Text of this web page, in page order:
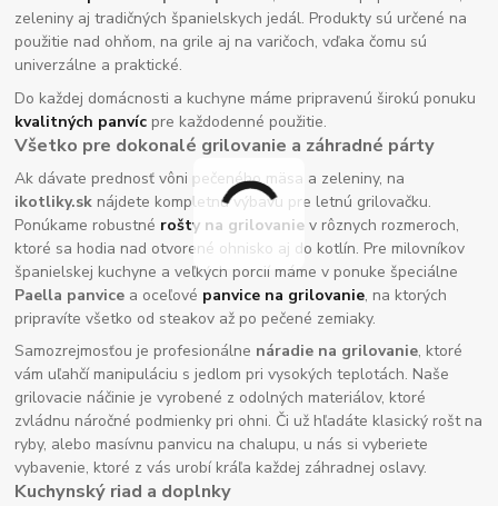
zeleniny aj tradičných španielskych jedál. Produkty sú určené na
použitie nad ohňom, na grile aj na varičoch, vďaka čomu sú
univerzálne a praktické.
Do každej domácnosti a kuchyne máme pripravenú širokú ponuku
kvalitných panvíc pre každodenné použitie.
Všetko pre dokonalé grilovanie a záhradné párty
Ak dávate prednosť vôni pečeného mäsa a zeleniny, na
ikotliky.sk nájdete kompletnú výbavu pre letnú grilovačku.
Ponúkame robustné rošty na grilovanie v rôznych rozmeroch,
ktoré sa hodia nad otvorené ohnisko aj do kotlín. Pre milovníkov
španielskej kuchyne a veľkých porcií máme v ponuke špeciálne
Paella panvice a oceľové panvice na grilovanie, na ktorých
pripravíte všetko od steakov až po pečené zemiaky.
Samozrejmosťou je profesionálne náradie na grilovanie, ktoré
vám uľahčí manipuláciu s jedlom pri vysokých teplotách. Naše
grilovacie náčinie je vyrobené z odolných materiálov, ktoré
zvládnu náročné podmienky pri ohni. Či už hľadáte klasický rošt na
ryby, alebo masívnu panvicu na chalupu, u nás si vyberiete
vybavenie, ktoré z vás urobí kráľa každej záhradnej oslavy.
Kuchynský riad a doplnky